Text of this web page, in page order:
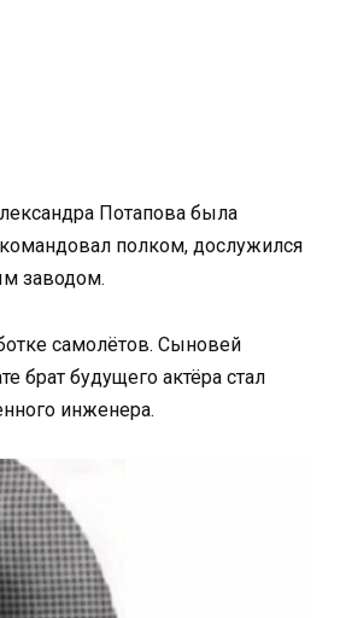
Потапова была
полком, дослужился
заводом.
самолётов. Сыновей
брат будущего актёра стал
инженера.